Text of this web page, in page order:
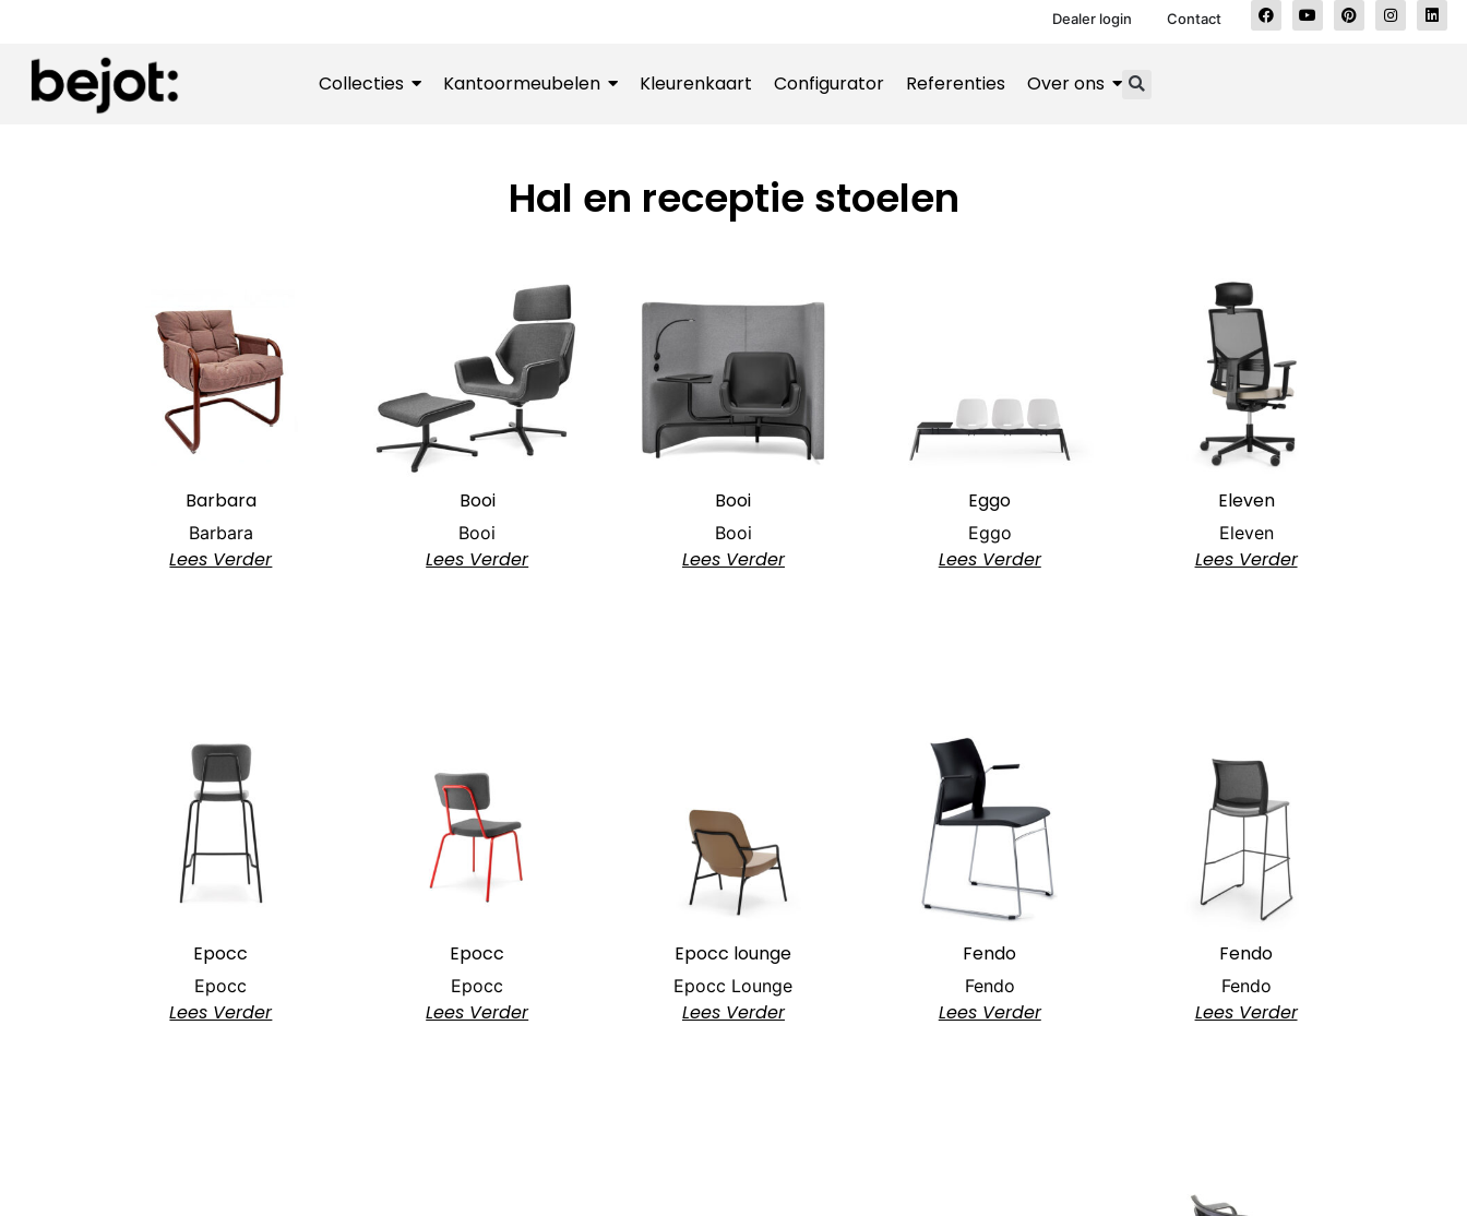
Dealer login Contact
Collecties Kantoormeubelen Kleurenkaart Configurator Referenties Over ons
Hal en receptie stoelen
Barbara
Barbara
Lees Verder
Booi
Booi
Lees Verder
Booi
Booi
Lees Verder
Eggo
Eggo
Lees Verder
Eleven
Eleven
Lees Verder
Epocc
Epocc
Lees Verder
Epocc
Epocc
Lees Verder
Epocc lounge
Epocc Lounge
Lees Verder
Fendo
Fendo
Lees Verder
Fendo
Fendo
Lees Verder